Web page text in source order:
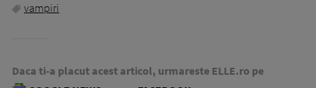
vampiri
Daca ti-a placut acest articol, urmareste ELLE.ro pe